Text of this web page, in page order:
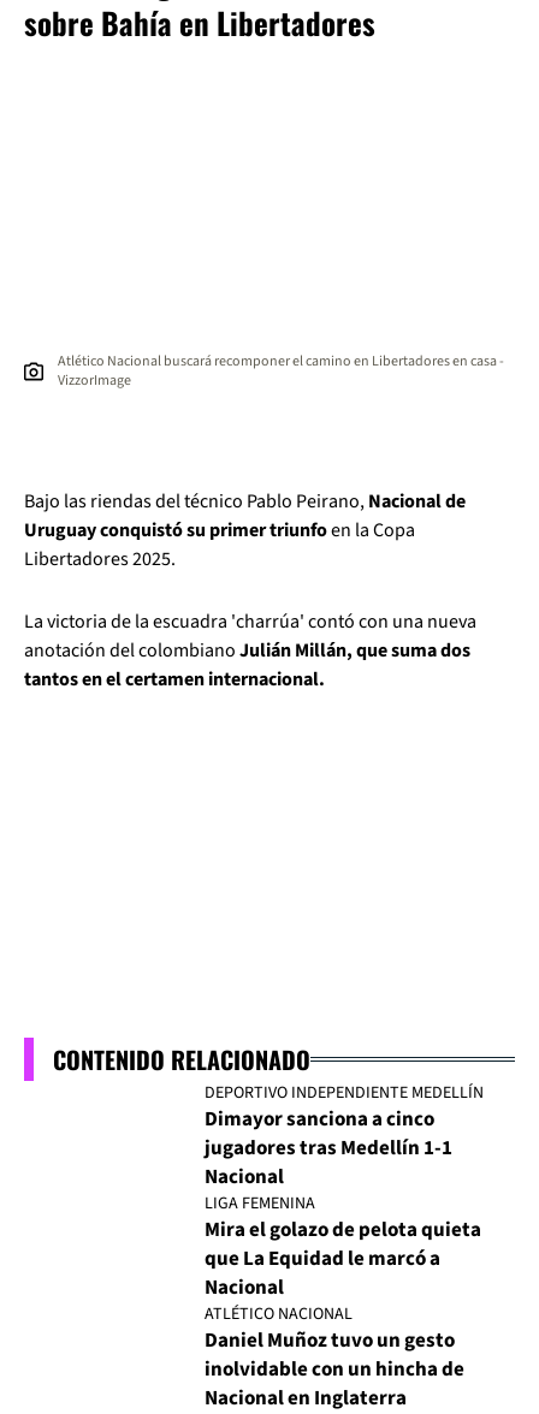
sobre Bahía en Libertadores
Atlético Nacional buscará recomponer el camino en Libertadores en casa -
VizzorImage
Bajo las riendas del técnico Pablo Peirano,Nacional de
Uruguay conquistó su primer triunfoen la Copa
Libertadores 2025.
La victoria de la escuadra 'charrúa' contó con una nueva
anotación del colombianoJulián Millán, que suma dos
tantos en el certamen internacional.
CONTENIDO RELACIONADO
DEPORTIVO INDEPENDIENTE MEDELLÍN
Dimayor sanciona a cinco
jugadores tras Medellín 1-1
Nacional
LIGA FEMENINA
Mira el golazo de pelota quieta
que La Equidad le marcó a
Nacional
ATLÉTICO NACIONAL
Daniel Muñoz tuvo un gesto
inolvidable con un hincha de
Nacional en Inglaterra